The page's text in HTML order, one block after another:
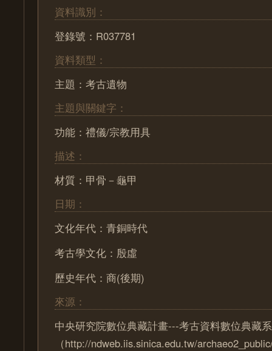
資料識別：
登錄號：R037781
資料類型：
主題：考古遺物
主題與關鍵字：
功能：禮儀/宗教用具
描述：
材質：甲骨－龜甲
日期：
文化年代：青銅時代
考古學文化：殷虛
歷史年代：商(後期)
來源：
中央研究院數位典藏計畫---考古資料數位典藏
（http://ndweb.iis.sinica.edu.tw/